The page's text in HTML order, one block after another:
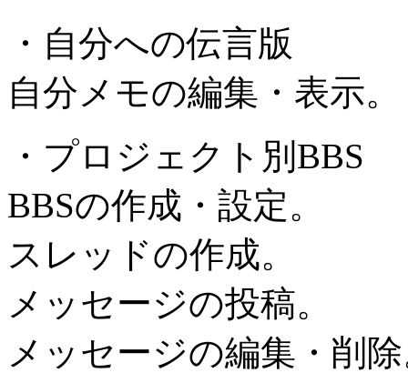
・自分への伝言版
自分メモの編集・表示。
・プロジェクト別BBS
BBSの作成・設定。
スレッドの作成。
メッセージの投稿。
メッセージの編集・削